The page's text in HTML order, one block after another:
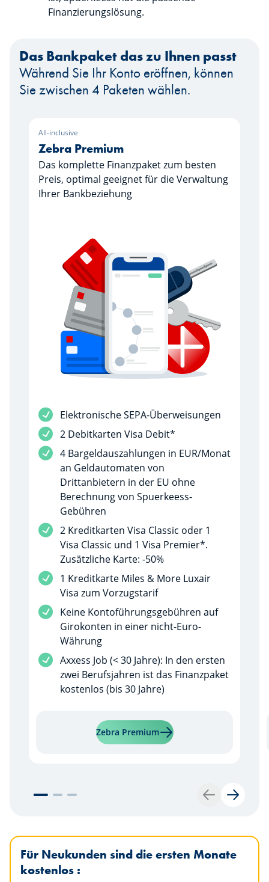
Finanzierungslösung.
Das Bankpaket das zu Ihnen passt
Während Sie Ihr Konto eröffnen, können
Sie zwischen 4 Paketen wählen.
ZurückWeiter
All-inclusive
Zebra Premium
Das komplette Finanzpaket zum besten
Preis, optimal geeignet für die Verwaltung
Ihrer Bankbeziehung
Dienstleistung inbegriffen
Elektronische SEPA-Überweisungen
Dienstleistung inbegriffen
2 Debitkarten Visa Debit*
Dienstleistung inbegriffen
4 Bargeldauszahlungen in EUR/Monat
an Geldautomaten von
Drittanbietern in der EU ohne
Berechnung von Spuerkeess-
Gebühren
Dienstleistung inbegriffen
2 Kreditkarten Visa Classic oder 1
Visa Classic und 1 Visa Premier*.
Zusätzliche Karte: -50%
Dienstleistung inbegriffen
1 Kreditkarte Miles & More Luxair
Visa zum Vorzugstarif
Dienstleistung inbegriffen
Keine Kontoführungsgebühren auf
Girokonten in einer nicht-Euro-
Währung
Dienstleistung inbegriffen
Axxess Job (< 30 Jahre): In den ersten
zwei Berufsjahren ist das Finanzpaket
kostenlos (bis 30 Jahre)
Zebra PremiumMehr erfahren über
Für Neukunden sind die ersten Monate
kostenlos :